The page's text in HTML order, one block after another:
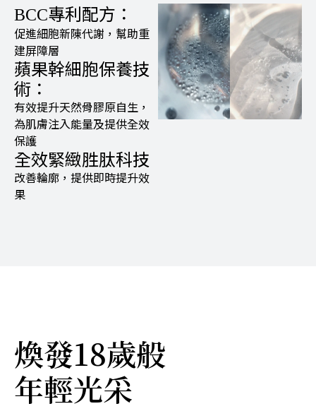
BCC專利配方：
促進細胞新陳代謝，幫助重
建屏障層
蘋果幹細胞保養技
術：
有效提升天然骨膠原自生，
為肌膚注入能量及提供全效
保護
全效緊緻胜肽科技
改善輪廓，提供即時提升效
果
煥發18歲般
年輕光采